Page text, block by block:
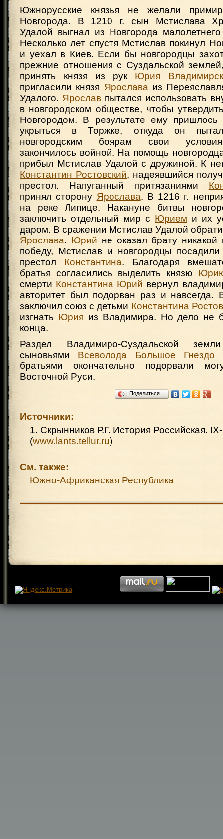
Южнорусские князья не желали
Новгорода. В 1210 г. сын Мстислава
Удалой выгнал из Новгорода
Несколько лет спустя Мстислав покинул
и уехал в Киев. Если бы новгородцы
прежние отношения с Суздальской
принять князя из рук Юрия
пригласили князя Ярослава из
Удалого. Ярослав пытался использовать
в новгородском обществе, чтобы
Новгородом. В результате ему пришлось
укрыться в Торжке, откуда он
новгородским боярам свои
закончилось войной. На помощь
прибыл Мстислав Удалой с дружиной. К
Константин Ростовский, надеявшийся
престол. Напуганный притязаниями
принял сторону Ярослава. В 1216 г.
на реке Липице. Накануне битвы
заключить отдельный мир с Юрием и их
даром. В сражении Мстислав Удалой
Ярослава. Юрий не оказал брату
победу, Мстислав и новгородцы
престол Константина. Благодаря
братья согласились выделить князю
смерти Константина Юрий вернул
авторитет был подорван раз и
заключил союз с детьми Константина
изгнать Юрия из Владимира. Но дело не
конца.
Раздел Владимиро-Суздальской
сыновьями Всеволода Большое Гнездо
братьями окончательно подорвали
Восточной Руси.
Поделиться…
Источники:
1. Скрынников Р.Г. История Российская.
(www.lants.tellur.ru)
См. также:
Южно-Африканская Республика